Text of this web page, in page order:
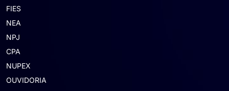
FIES
NEA
NPJ
CPA
NUPEX
OUVIDORIA